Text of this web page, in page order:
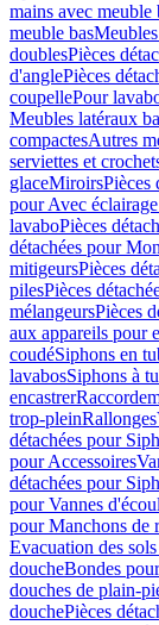
mains avec meuble
meuble bas
doublesPièces
d'anglePièces
coupellePour
Meubles latéraux
compactesAutres
serviettes et
glaceMiroirsPièces
pour Avec
lavaboPièces
détachées pour
mitigeursPièces
pilesPièces
mélangeursPièces
aux appareils pour
coudéSiphons en
lavabosSiphons à
encastrer
trop-pleinRallonges
détachées pour
pour Accessoires
détachées pour
pour Vannes
pour Manchons de
Evacuation des
doucheBondes
douches de plain-
douchePièces